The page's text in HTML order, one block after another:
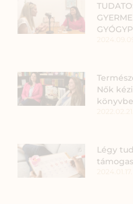
Nők
Légy